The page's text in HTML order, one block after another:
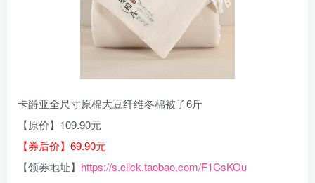
卡爵亚全尺寸原棉大豆纤维冬棉被子6斤
【原价】109.90元
【券后价】69.90元
【领券地址】 https://s.click.taobao.com/F1CsKOu